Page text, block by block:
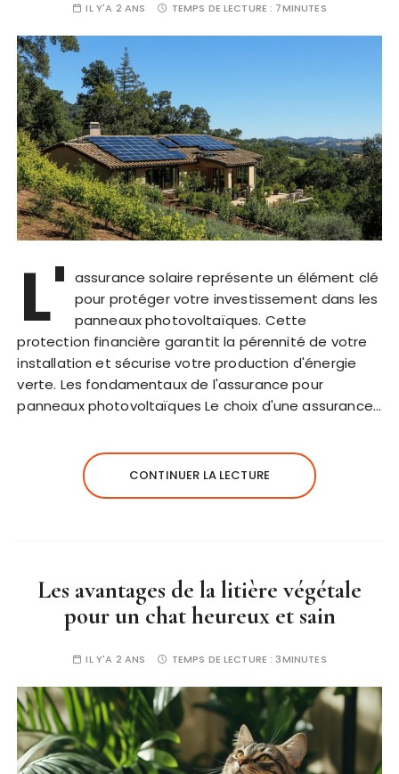
IL Y'A 2 ANS TEMPS DE LECTURE : 7MINUTES
L' assurance solaire représente un élément clé
pour protéger votre investissement dans les
panneaux photovoltaïques. Cette
protection financière garantit la pérennité de votre
installation et sécurise votre production d'énergie
verte. Les fondamentaux de l'assurance pour
panneaux photovoltaïques Le choix d'une assurance…
CONTINUER LA LECTURE
Les avantages de la litière végétale
pour un chat heureux et sain
IL Y'A 2 ANS TEMPS DE LECTURE : 3MINUTES